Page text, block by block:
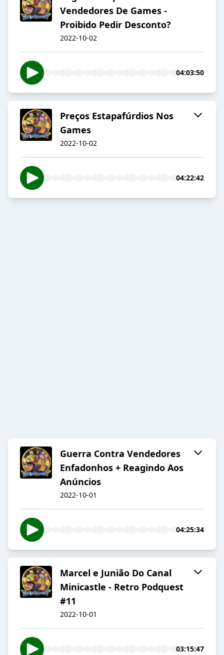
Vendedores De Games -
Proibido Pedir Desconto?
2022-10-02
04:03:50
Preços Estapafúrdios Nos
Games
2022-10-02
04:22:42
Guerra Contra Vendedores
Enfadonhos + Reagindo Aos
Anúncios
2022-10-01
04:25:34
Marcel e Junião Do Canal
Minicastle - Retro Podquest
#11
2022-10-01
03:15:47